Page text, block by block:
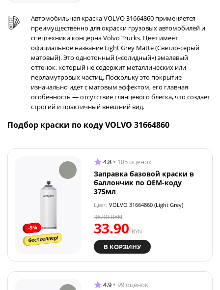
Автомобильная краска VOLVO 31664860 применяется
преимущественно для окраски грузовых автомобилей и
спецтехники концерна Volvo Trucks. Цвет имеет
официальное название Light Grey Matte (Светло-серый
матовый). Это однотонный («солидный») эмалевый
оттенок, который не содержит металлических или
перламутровых частиц. Поскольку это покрытие
изначально идет с матовым эффектом, его главная
особенность — отсутствие глянцевого блеска, что создает
строгий и практичный внешний вид.
Подбор краски по коду VOLVO 31664860
-9%
бестселлер!
4.8 185 оценок
Заправка базовой краски в
баллончик по OEM-коду
375мл
Цвет: VOLVO 31664860 (Light Grey)
33.90 BYN
36.90BYN
В КОРЗИНУ
4.9 99 оценок